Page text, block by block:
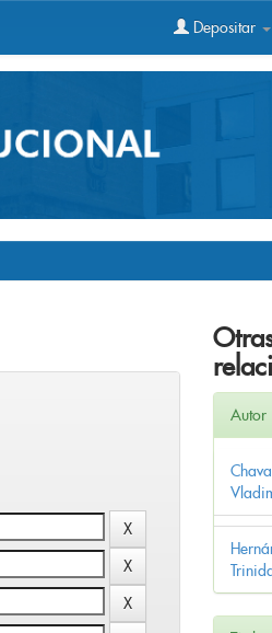
Depositar
Autor